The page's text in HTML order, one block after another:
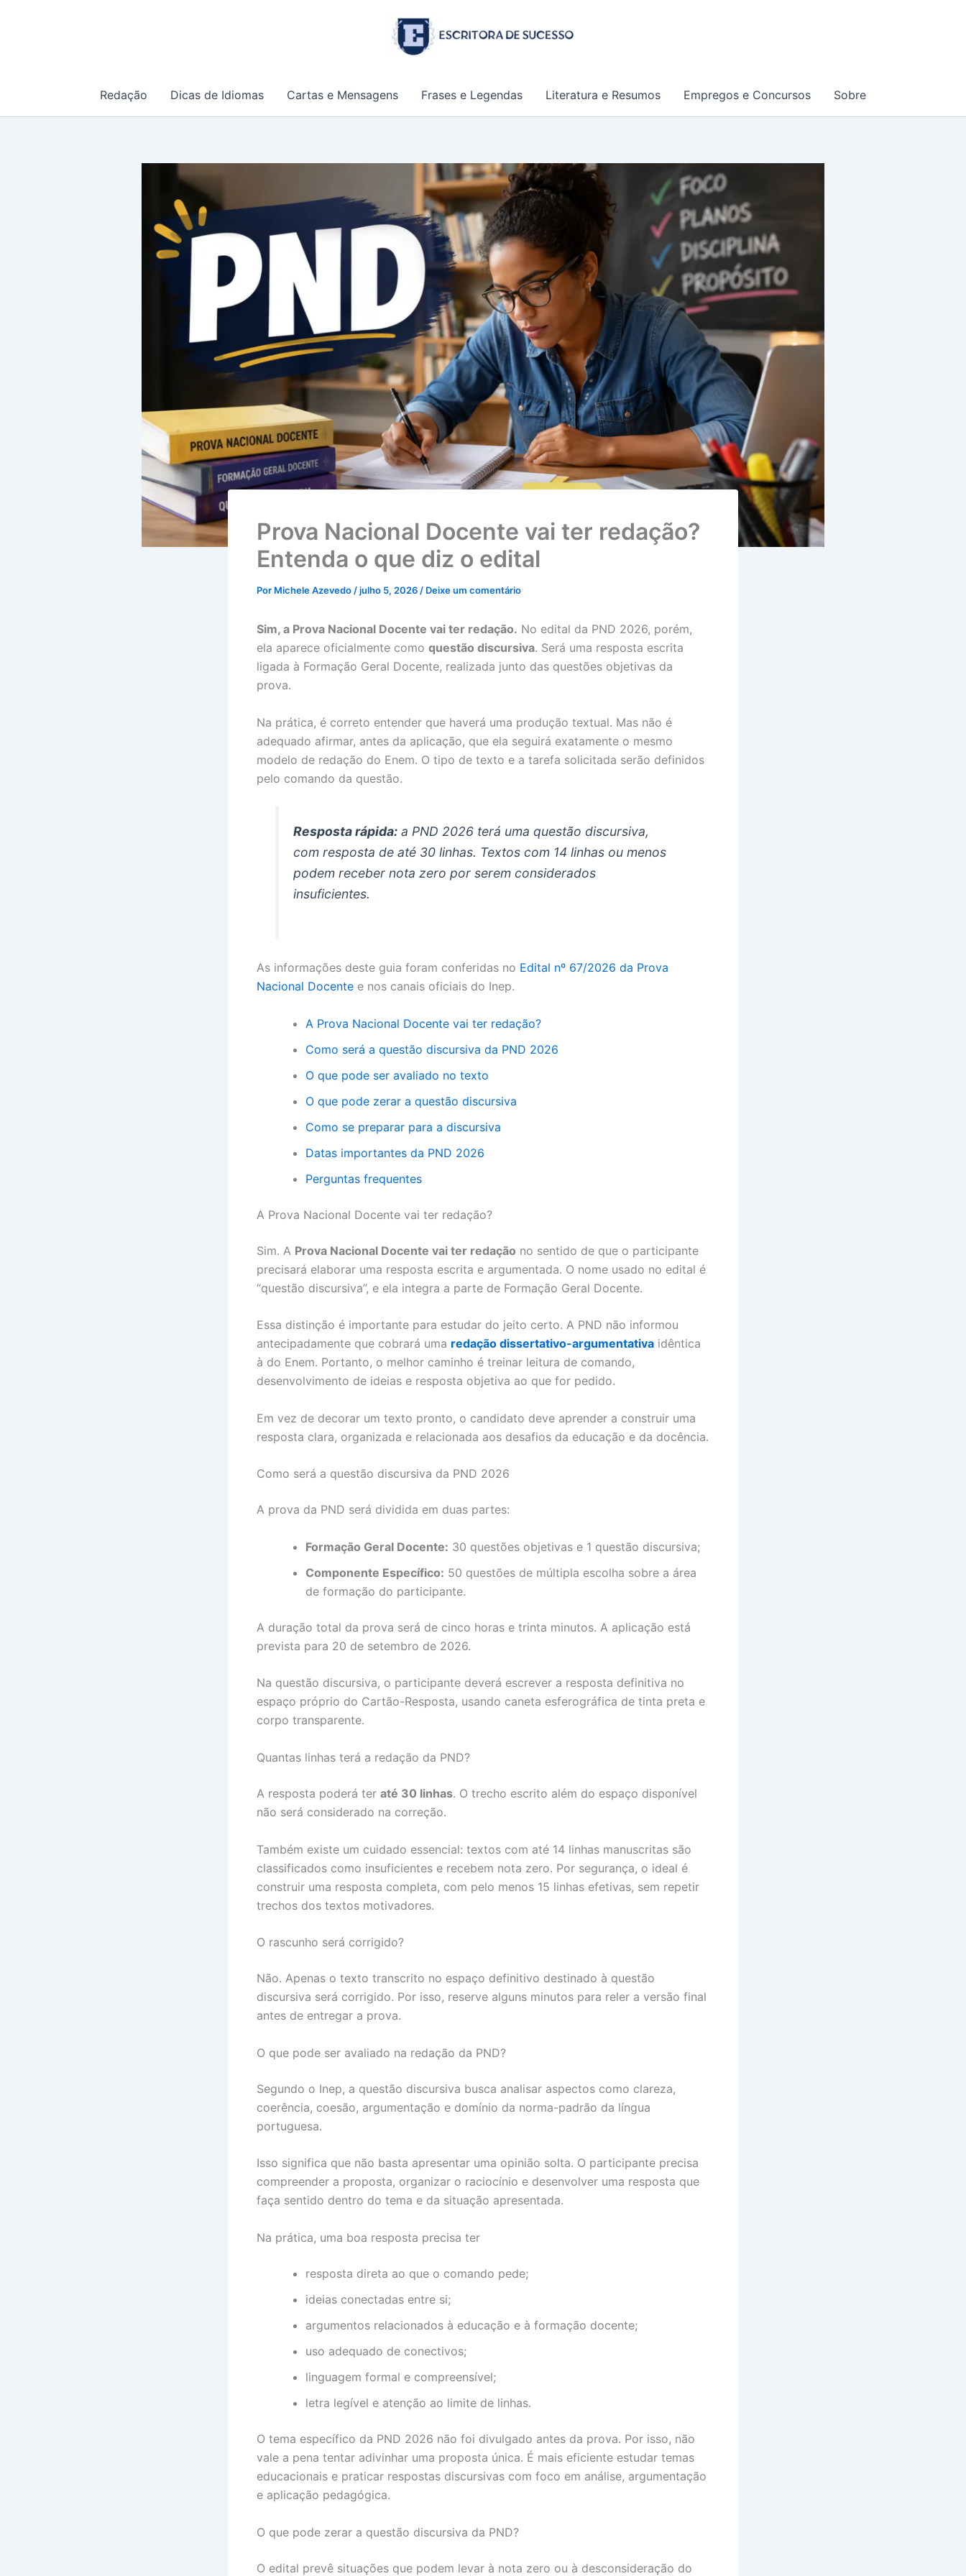
Redação Dicas de Idiomas Cartas e Mensagens Frases e Legendas Literatura e Resumos Empregos e Concursos Sobre
Prova Nacional Docente vai ter redação?
Entenda o que diz o edital
Por Michele Azevedo/julho 5, 2026/ Deixe um comentário
Sim, a Prova Nacional Docente vai ter redação. No edital da PND 2026, porém,
ela aparece oficialmente como questão discursiva. Será uma resposta escrita
ligada à Formação Geral Docente, realizada junto das questões objetivas da
prova.
Na prática, é correto entender que haverá uma produção textual. Mas não é
adequado afirmar, antes da aplicação, que ela seguirá exatamente o mesmo
modelo de redação do Enem. O tipo de texto e a tarefa solicitada serão definidos
pelo comando da questão.
Resposta rápida: a PND 2026 terá uma questão discursiva,
com resposta de até 30 linhas. Textos com 14 linhas ou menos
podem receber nota zero por serem considerados
insuficientes.
As informações deste guia foram conferidas no Edital nº 67/2026 da Prova
Nacional Docente e nos canais oficiais do Inep.
A Prova Nacional Docente vai ter redação?
Como será a questão discursiva da PND 2026
O que pode ser avaliado no texto
O que pode zerar a questão discursiva
Como se preparar para a discursiva
Datas importantes da PND 2026
Perguntas frequentes
A Prova Nacional Docente vai ter redação?
Sim. A Prova Nacional Docente vai ter redação no sentido de que o participante
precisará elaborar uma resposta escrita e argumentada. O nome usado no edital é
“questão discursiva”, e ela integra a parte de Formação Geral Docente.
Essa distinção é importante para estudar do jeito certo. A PND não informou
antecipadamente que cobrará uma redação dissertativo-argumentativa idêntica
à do Enem. Portanto, o melhor caminho é treinar leitura de comando,
desenvolvimento de ideias e resposta objetiva ao que for pedido.
Em vez de decorar um texto pronto, o candidato deve aprender a construir uma
resposta clara, organizada e relacionada aos desafios da educação e da docência.
Como será a questão discursiva da PND 2026
A prova da PND será dividida em duas partes:
Formação Geral Docente: 30 questões objetivas e 1 questão discursiva;
Componente Específico: 50 questões de múltipla escolha sobre a área
de formação do participante.
A duração total da prova será de cinco horas e trinta minutos. A aplicação está
prevista para 20 de setembro de 2026.
Na questão discursiva, o participante deverá escrever a resposta definitiva no
espaço próprio do Cartão-Resposta, usando caneta esferográfica de tinta preta e
corpo transparente.
Quantas linhas terá a redação da PND?
A resposta poderá ter até 30 linhas. O trecho escrito além do espaço disponível
não será considerado na correção.
Também existe um cuidado essencial: textos com até 14 linhas manuscritas são
classificados como insuficientes e recebem nota zero. Por segurança, o ideal é
construir uma resposta completa, com pelo menos 15 linhas efetivas, sem repetir
trechos dos textos motivadores.
O rascunho será corrigido?
Não. Apenas o texto transcrito no espaço definitivo destinado à questão
discursiva será corrigido. Por isso, reserve alguns minutos para reler a versão final
antes de entregar a prova.
O que pode ser avaliado na redação da PND?
Segundo o Inep, a questão discursiva busca analisar aspectos como clareza,
coerência, coesão, argumentação e domínio da norma-padrão da língua
portuguesa.
Isso significa que não basta apresentar uma opinião solta. O participante precisa
compreender a proposta, organizar o raciocínio e desenvolver uma resposta que
faça sentido dentro do tema e da situação apresentada.
Na prática, uma boa resposta precisa ter
resposta direta ao que o comando pede;
ideias conectadas entre si;
argumentos relacionados à educação e à formação docente;
uso adequado de conectivos;
linguagem formal e compreensível;
letra legível e atenção ao limite de linhas.
O tema específico da PND 2026 não foi divulgado antes da prova. Por isso, não
vale a pena tentar adivinhar uma proposta única. É mais eficiente estudar temas
educacionais e praticar respostas discursivas com foco em análise, argumentação
e aplicação pedagógica.
O que pode zerar a questão discursiva da PND?
O edital prevê situações que podem levar à nota zero ou à desconsideração do